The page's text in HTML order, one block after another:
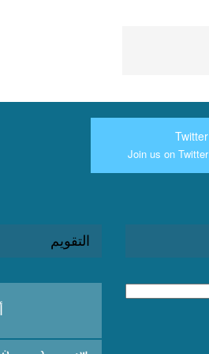
Twitter
Join us on Twitter
التقويم